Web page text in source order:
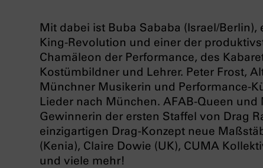
Mit dabei ist Buba Sababa (Israel/
King-Revolution und einer der
Chamäleon der Performance, des
Kostümbildner und Lehrer. Peter Frost,
Münchner Musikerin und Performance-
Lieder nach München. AFAB-Queen
Gewinnerin der ersten Staffel von Drag
einzigartigen Drag-Konzept neue
(Kenia), Claire Dowie (UK), CUMA
und viele mehr!